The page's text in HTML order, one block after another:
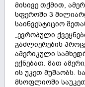
მისივე თქმით,
სფეროში 3
საინვესტიციო
„ევროპული
გაძლიერების
ამერიკული
ექნებათ. მათ
ის უკეთ მუშაობს.
მსოფლიოში